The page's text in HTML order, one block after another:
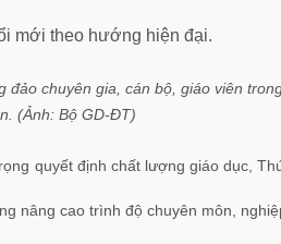
mới theo hướng hiện đại.
chuyên gia, cán bộ, giáo viên
(Ảnh: Bộ GD-ĐT)
quyết định chất lượng giáo dục,
nâng cao trình độ chuyên môn,